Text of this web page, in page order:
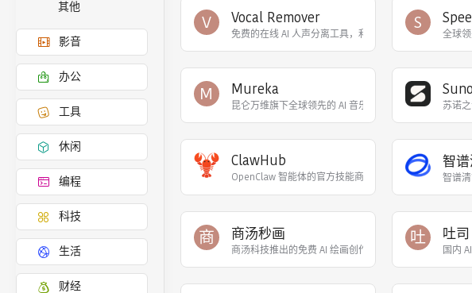
其他
影音
办公
工具
休闲
编程
科技
生活
财经
V Vocal Remover
免费的在线 AI 人声分离工具，利用强大的人工智能算法
S
全球
M Mureka
昆仑万维旗下全球领先的 AI 音乐创作平台，核心模型包
Suno
苏诺
ClawHub
OpenClaw 智能体的官方技能商店，作为连接 AI 与工具
智
智谱
商 商汤秒画
商汤科技推出的免费 AI 绘画创作平台，基于自研 Artist
吐 吐司
国内